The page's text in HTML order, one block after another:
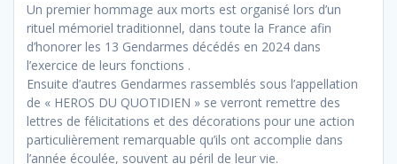
Un premier hommage aux morts est organisé lors d’un
rituel mémoriel traditionnel, dans toute la France afin
d’honorer les 13 Gendarmes décédés en 2024 dans
l’exercice de leurs fonctions .
Ensuite d’autres Gendarmes rassemblés sous l’appellation
de « HEROS DU QUOTIDIEN » se verront remettre des
lettres de félicitations et des décorations pour une action
particulièrement remarquable qu’ils ont accomplie dans
l’année écoulée, souvent au péril de leur vie.